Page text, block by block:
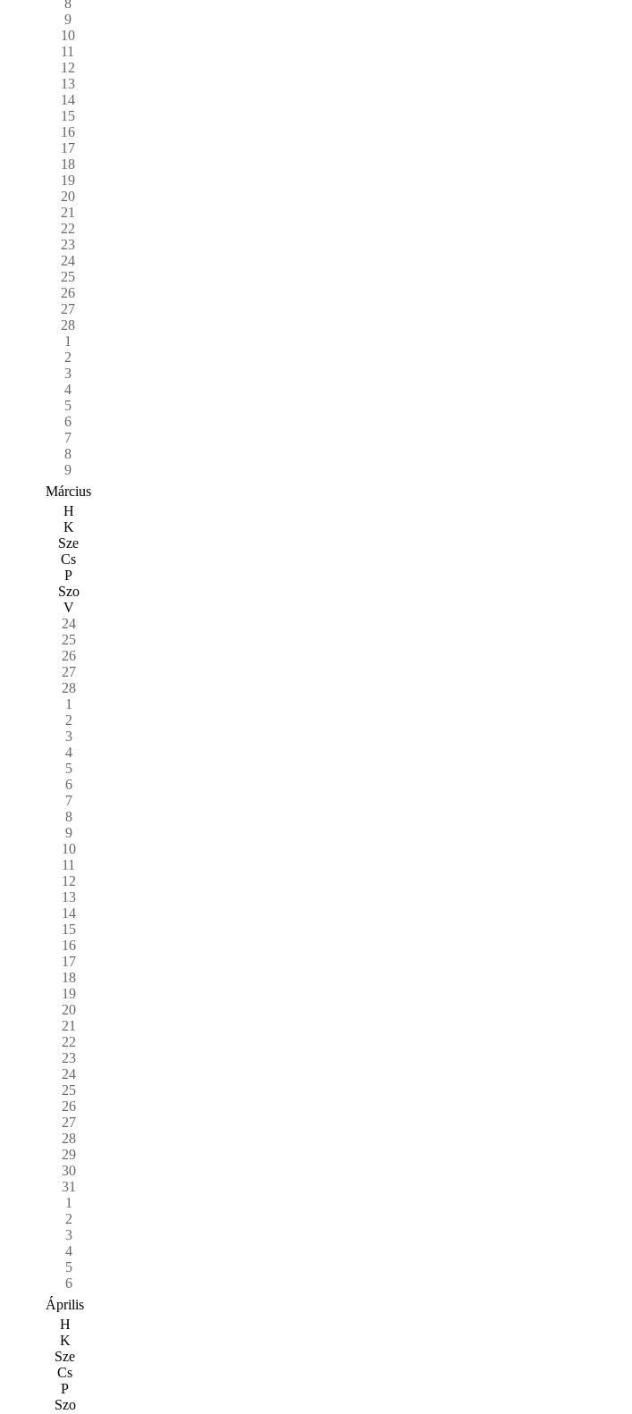
9
10
11
12
13
14
15
16
17
18
19
20
21
22
23
24
25
26
27
28
1
2
3
4
5
6
7
8
9
Március
H
K
Sze
Cs
P
Szo
V
24
25
26
27
28
1
2
3
4
5
6
7
8
9
10
11
12
13
14
15
16
17
18
19
20
21
22
23
24
25
26
27
28
29
30
31
1
2
3
4
5
6
Április
H
K
Sze
Cs
P
Szo